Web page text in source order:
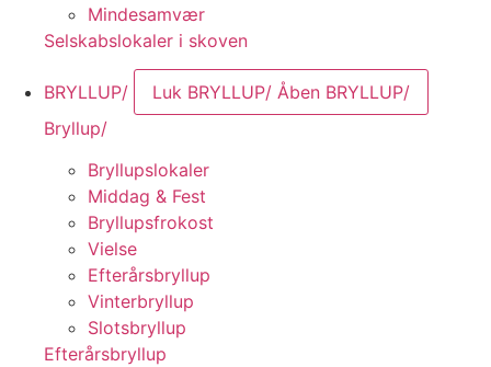
Mindesamvær
Selskabslokaler i skoven
BRYLLUP/ Luk BRYLLUP/ Åben BRYLLUP/
Bryllup/
Bryllupslokaler
Middag & Fest
Bryllupsfrokost
Vielse
Efterårsbryllup
Vinterbryllup
Slotsbryllup
Efterårsbryllup